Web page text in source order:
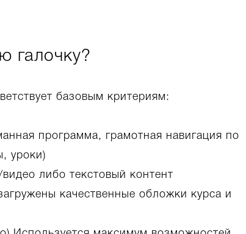
галочку?
базовым критериям:
программа, грамотная навигация по
уроки)
либо текстовый контент
качественные обложки курса и